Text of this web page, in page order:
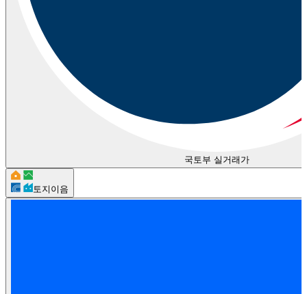
국토부 실거래가
토지이음